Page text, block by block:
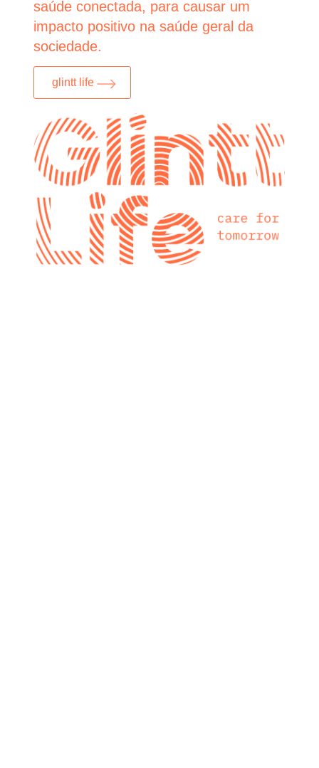
saúde conectada, para causar um
impacto positivo na saúde geral da
sociedade.
glintt life